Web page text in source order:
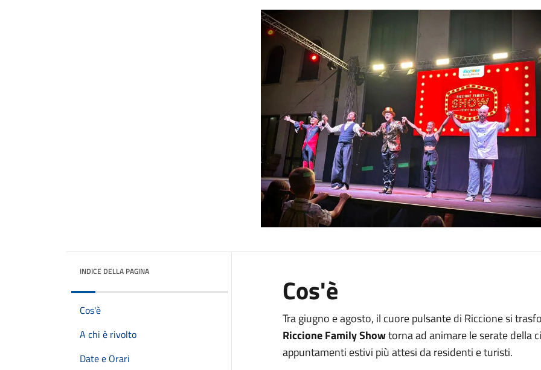
INDICE DELLA PAGINA
Cos'è
A chi è rivolto
Date e Orari
Cos'è
Tra giugno e agosto, il cuore pulsante di Riccione si
Riccione Family Showtorna ad animare le serate della
appuntamenti estivi più attesi da residenti e turisti.